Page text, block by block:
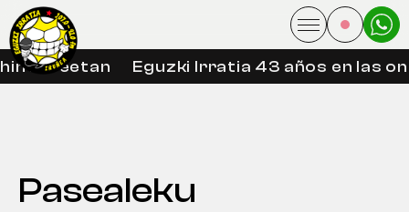
libreetan Eguzki Irratia 43 años en las
Pasealeku